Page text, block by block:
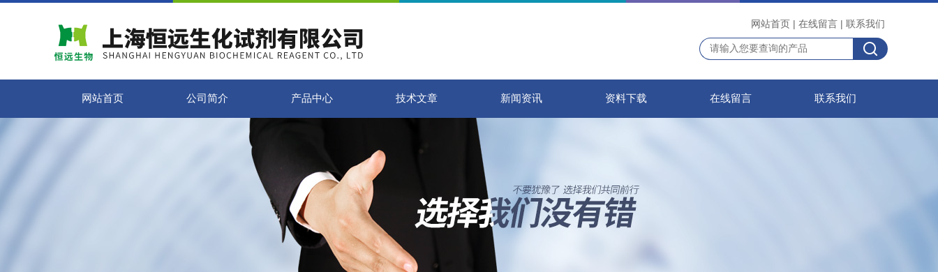
网站首页 | 在线留言 | 联系我们
网站首页 公司简介 产品中心 技术文章 新闻资讯 资料下载 在线留言 联系我们